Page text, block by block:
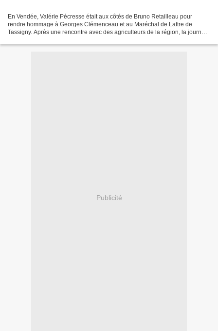
En Vendée, Valérie Pécresse était aux côtés de Bruno Retailleau pour
rendre hommage à Georges Clémenceau et au Maréchal de Lattre de
Tassigny. Après une rencontre avec des agriculteurs de la région, la journée
Publicité